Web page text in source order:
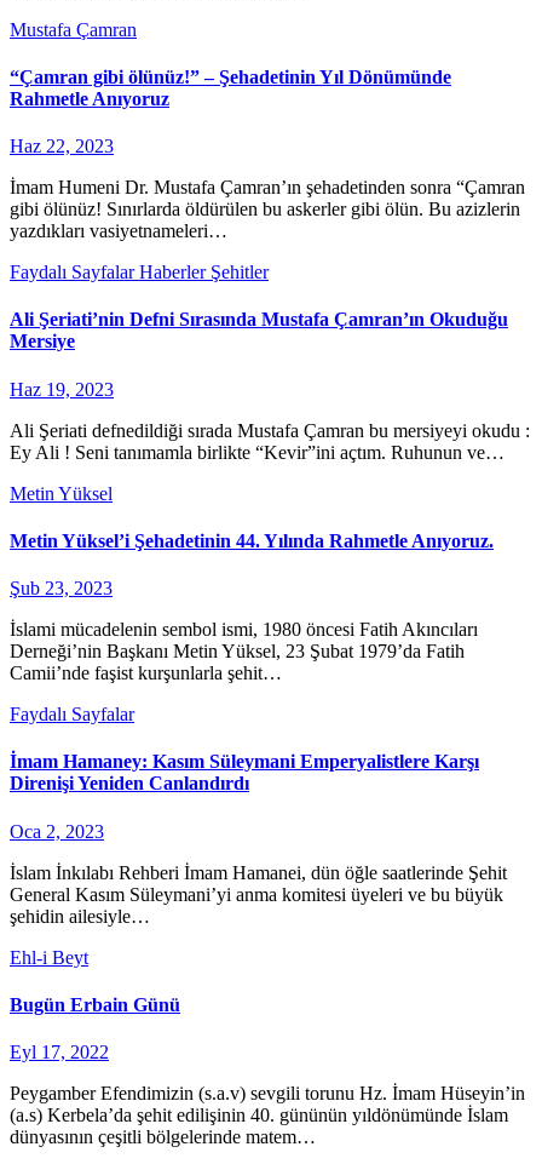
Mustafa Çamran
“Çamran gibi ölünüz!” – Şehadetinin Yıl Dönümünde
Rahmetle Anıyoruz
Haz 22, 2023
İmam Humeni Dr. Mustafa Çamran’ın şehadetinden sonra “Çamran
gibi ölünüz! Sınırlarda öldürülen bu askerler gibi ölün. Bu azizlerin
yazdıkları vasiyetnameleri…
Faydalı SayfalarHaberler Şehitler
Ali Şeriati’nin Defni Sırasında Mustafa Çamran’ın Okuduğu
Mersiye
Haz 19, 2023
Ali Şeriati defnedildiği sırada Mustafa Çamran bu mersiyeyi okudu :
Ey Ali ! Seni tanımamla birlikte “Kevir”ini açtım. Ruhunun ve…
Metin Yüksel
Metin Yüksel’i Şehadetinin 44. Yılında Rahmetle Anıyoruz.
Şub 23, 2023
İslami mücadelenin sembol ismi, 1980 öncesi Fatih Akıncıları
Derneği’nin Başkanı Metin Yüksel, 23 Şubat 1979’da Fatih
Camii’nde faşist kurşunlarla şehit…
Faydalı Sayfalar
İmam Hamaney: Kasım Süleymani Emperyalistlere Karşı
Direnişi Yeniden Canlandırdı
Oca 2, 2023
İslam İnkılabı Rehberi İmam Hamanei, dün öğle saatlerinde Şehit
General Kasım Süleymani’yi anma komitesi üyeleri ve bu büyük
şehidin ailesiyle…
Ehl-i Beyt
Bugün Erbain Günü
Eyl 17, 2022
Peygamber Efendimizin (s.a.v) sevgili torunu Hz. İmam Hüseyin’in
(a.s) Kerbela’da şehit edilişinin 40. gününün yıldönümünde İslam
dünyasının çeşitli bölgelerinde matem…